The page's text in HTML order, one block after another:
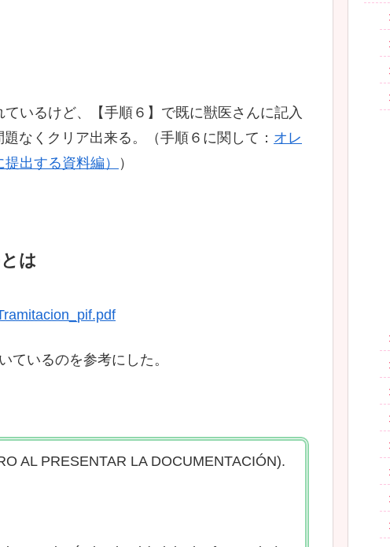
いるけど、【手順６】で既に獣医さんに記入
なくクリア出来る。（手順６に関して： オレ
出する資料編）
）
は
ているのを参考にした。
AL PRESENTAR LA DOCUMENTACIÓN).